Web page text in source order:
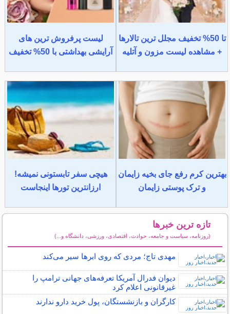
تا 50% تخفیف مجلل ترین تالارها
+ مشاهده لیست مزون و آتلیه
لیست پرفروش ترین های
آرایشی بهداشتی با 50% تخفیف
بهترین کرم رفع جای بخیه زایمان
و ترک پوستی زایمان
هیچی سفر تابستونی نمیشه!
ارزانترین تورها اینجاست
تازه ترین خبرها
(روزنامه، سیاست و جامعه، حوادث، اقتصادی، ورزشی، دانشگاه و...)
مهدی تاج؛ مردی که روی ابرها سیر می‌کند
دیوان فدرال آمریکا تعرفه‌های جهانی ترامپ را
غیرقانونی اعلام کرد
کارگران و بازنشستگان، پول خرید دارو ندارند